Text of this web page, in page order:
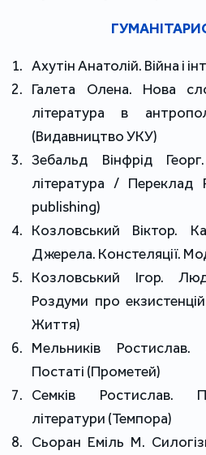
Ахутін Анатолій. Війна і
Галета Олена. Нова
література в
(Видавництво УКУ)
Зебальд Вінфрід
література / Переклад
publishing)
Козловський Віктор.
Джерела. Констеляції.
Козловський Ігор.
Роздуми про
Життя)
Мельників Ростислав.
Постаті (Прометей)
Семків Ростислав.
літератури (Темпора)
Сьоран Еміль М.